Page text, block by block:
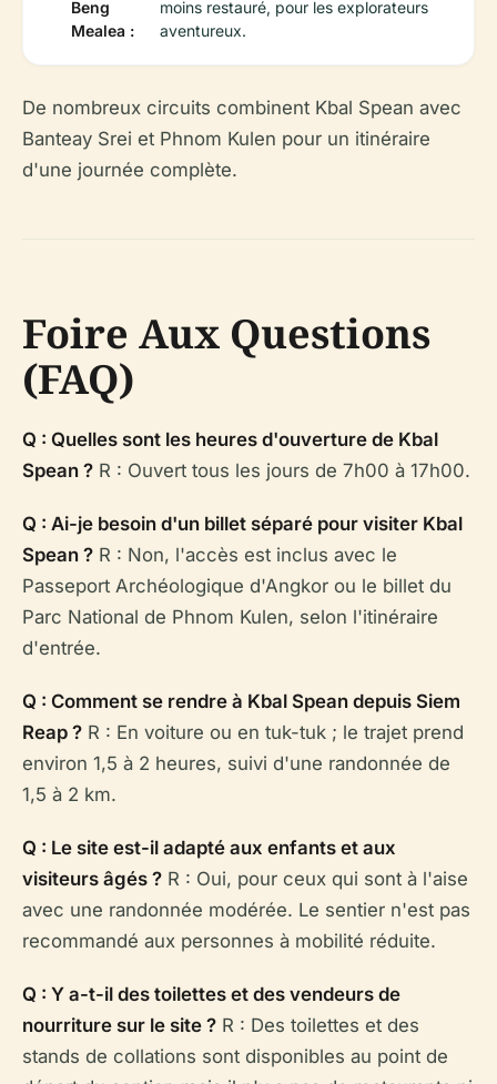
Beng
Mealea :
moins restauré, pour les explorateurs
aventureux.
De nombreux circuits combinent Kbal Spean avec
Banteay Srei et Phnom Kulen pour un itinéraire
d'une journée complète.
Foire Aux Questions
(FAQ)
Q : Quelles sont les heures d'ouverture de Kbal
Spean ? R : Ouvert tous les jours de 7h00 à 17h00.
Q : Ai-je besoin d'un billet séparé pour visiter Kbal
Spean ? R : Non, l'accès est inclus avec le
Passeport Archéologique d'Angkor ou le billet du
Parc National de Phnom Kulen, selon l'itinéraire
d'entrée.
Q : Comment se rendre à Kbal Spean depuis Siem
Reap ? R : En voiture ou en tuk-tuk ; le trajet prend
environ 1,5 à 2 heures, suivi d'une randonnée de
1,5 à 2 km.
Q : Le site est-il adapté aux enfants et aux
visiteurs âgés ? R : Oui, pour ceux qui sont à l'aise
avec une randonnée modérée. Le sentier n'est pas
recommandé aux personnes à mobilité réduite.
Q : Y a-t-il des toilettes et des vendeurs de
nourriture sur le site ? R : Des toilettes et des
stands de collations sont disponibles au point de